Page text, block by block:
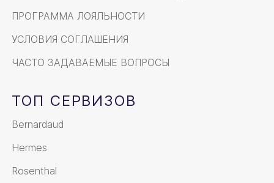
ПРОГРАММА ЛОЯЛЬНОСТИ
УСЛОВИЯ СОГЛАШЕНИЯ
ЧАСТО ЗАДАВАЕМЫЕ ВОПРОСЫ
ТОП СЕРВИЗОВ
Bernardaud
Hermes
Rosenthal